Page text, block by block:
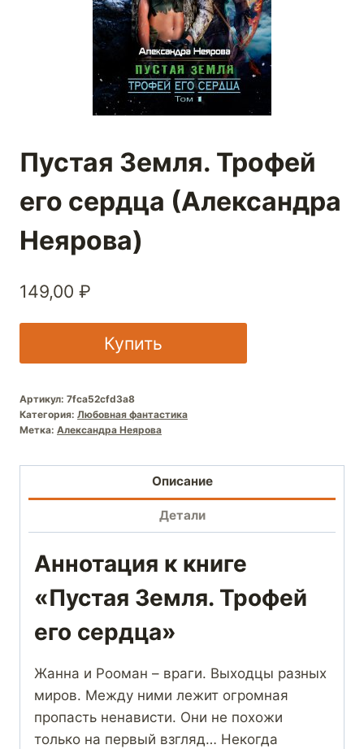
Пустая Земля. Трофей
его сердца (Александра
Неярова)
149,00 ₽
Купить
Артикул: 7fca52cfd3a8
Категория: Любовная фантастика
Метка: Александра Неярова
Описание
Детали
Аннотация к книге
«Пустая Земля. Трофей
его сердца»
Жанна и Рооман – враги. Выходцы разных
миров. Между ними лежит огромная
пропасть ненависти. Они не похожи
только на первый взгляд… Некогда